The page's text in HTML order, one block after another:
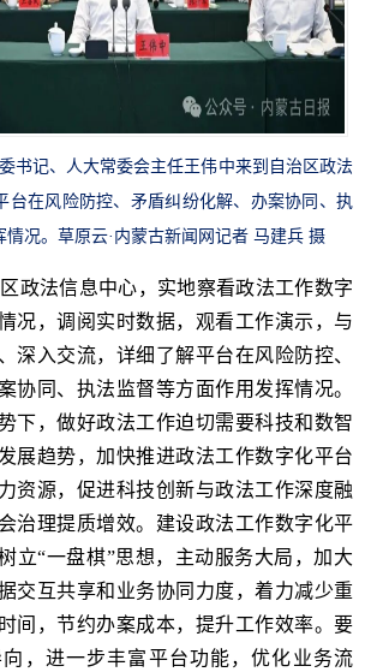
书记、人大常委会主任王伟中来到自治区政法
台在风险防控、矛盾纠纷化解、办案协同、执
情况。草原云·内蒙古新闻网记者 马建兵 摄
政法信息中心，实地察看政法工作数字
况，调阅实时数据，观看工作演示，与
深入交流，详细了解平台在风险防控、
协同、执法监督等方面作用发挥情况。
下，做好政法工作迫切需要科技和数智
展趋势，加快推进政法工作数字化平台
资源，促进科技创新与政法工作深度融
治理提质增效。建设政法工作数字化平
立“一盘棋”思想，主动服务大局，加大
交互共享和业务协同力度，着力减少重
间，节约办案成本，提升工作效率。要
，进一步丰富平台功能，优化业务流